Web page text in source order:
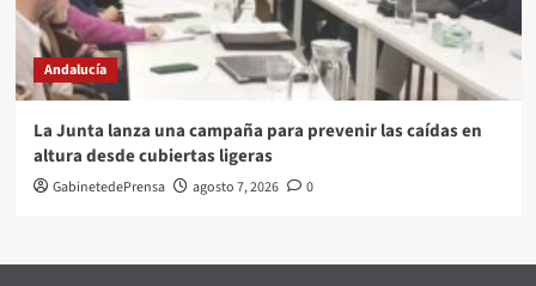
Andalucía
La Junta lanza una campaña para prevenir las caídas en
altura desde cubiertas ligeras
GabinetedePrensa agosto 7, 2026 0